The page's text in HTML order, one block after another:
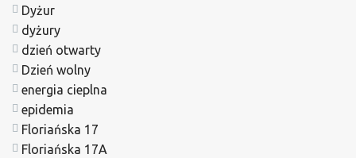
Dyżur
dyżury
dzień otwarty
Dzień wolny
energia cieplna
epidemia
Floriańska 17
Floriańska 17A